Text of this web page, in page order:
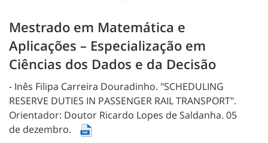
Mestrado em Matemática e
Aplicações – Especialização em
Ciências dos Dados e da Decisão
- Inês Filipa Carreira Douradinho. "SCHEDULING
RESERVE DUTIES IN PASSENGER RAIL TRANSPORT".
Orientador: Doutor Ricardo Lopes de Saldanha. 05
de dezembro.